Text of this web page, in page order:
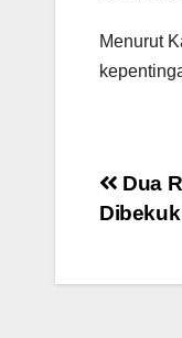
Menurut
Post
Dua